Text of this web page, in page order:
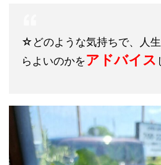
☆どのような気持ちで、人
らよいのかをアドバイス